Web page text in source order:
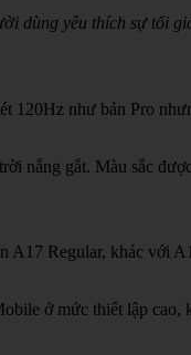
dùng yêu thích sự tối
như bản Pro
nắng gắt. Màu sắc
Regular, khác với
ở mức thiết lập